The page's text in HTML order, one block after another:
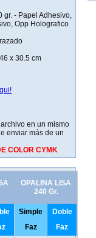
gr. - Papel Adhesivo,
Opp Holografico
x 30.5 cm
en un mismo
enviar más de un
COLOR CYMK
OPALINA LISA
240 Gr.
Simple
Faz
Doble
Faz